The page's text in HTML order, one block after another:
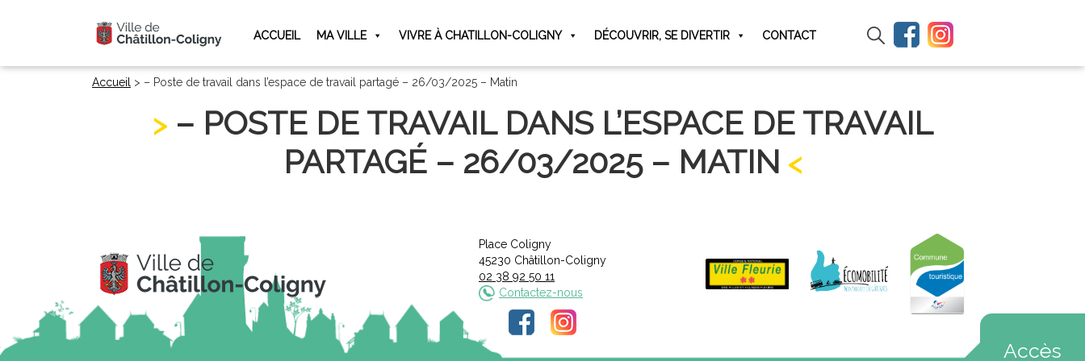
ACCUEIL MA VILLE VIVRE À CHATILLON-COLIGNY DÉCOUVRIR, SE DIVERTIR CONTACT
Accueil > – Poste de travail dans l’espace de travail partagé – 26/03/2025 – Matin
– POSTE DE TRAVAIL DANS L’ESPACE DE TRAVAIL
PARTAGÉ – 26/03/2025 – MATIN
Place Coligny
45230 Châtillon-Coligny
02 38 92 50 11
Contactez-nous
Accès